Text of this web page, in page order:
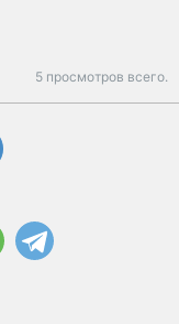
5 просмотров всего.